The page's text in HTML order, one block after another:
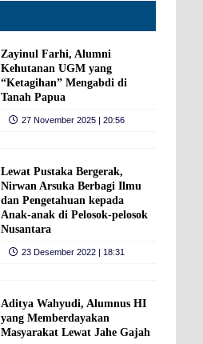
Zayinul Farhi, Alumni
Kehutanan UGM yang
“Ketagihan” Mengabdi di
Tanah Papua
27 November 2025 | 20:56
Lewat Pustaka Bergerak,
Nirwan Arsuka Berbagi Ilmu
dan Pengetahuan kepada
Anak-anak di Pelosok-pelosok
Nusantara
23 Desember 2022 | 18:31
Aditya Wahyudi, Alumnus HI
yang Memberdayakan
Masyarakat Lewat Jahe Gajah